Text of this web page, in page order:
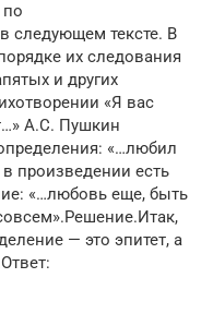
следующем тексте. В
их следования
и других
«Я вас
А.С. Пушкин
«…любил
произведении есть
«…любовь еще, быть
— это эпитет, а